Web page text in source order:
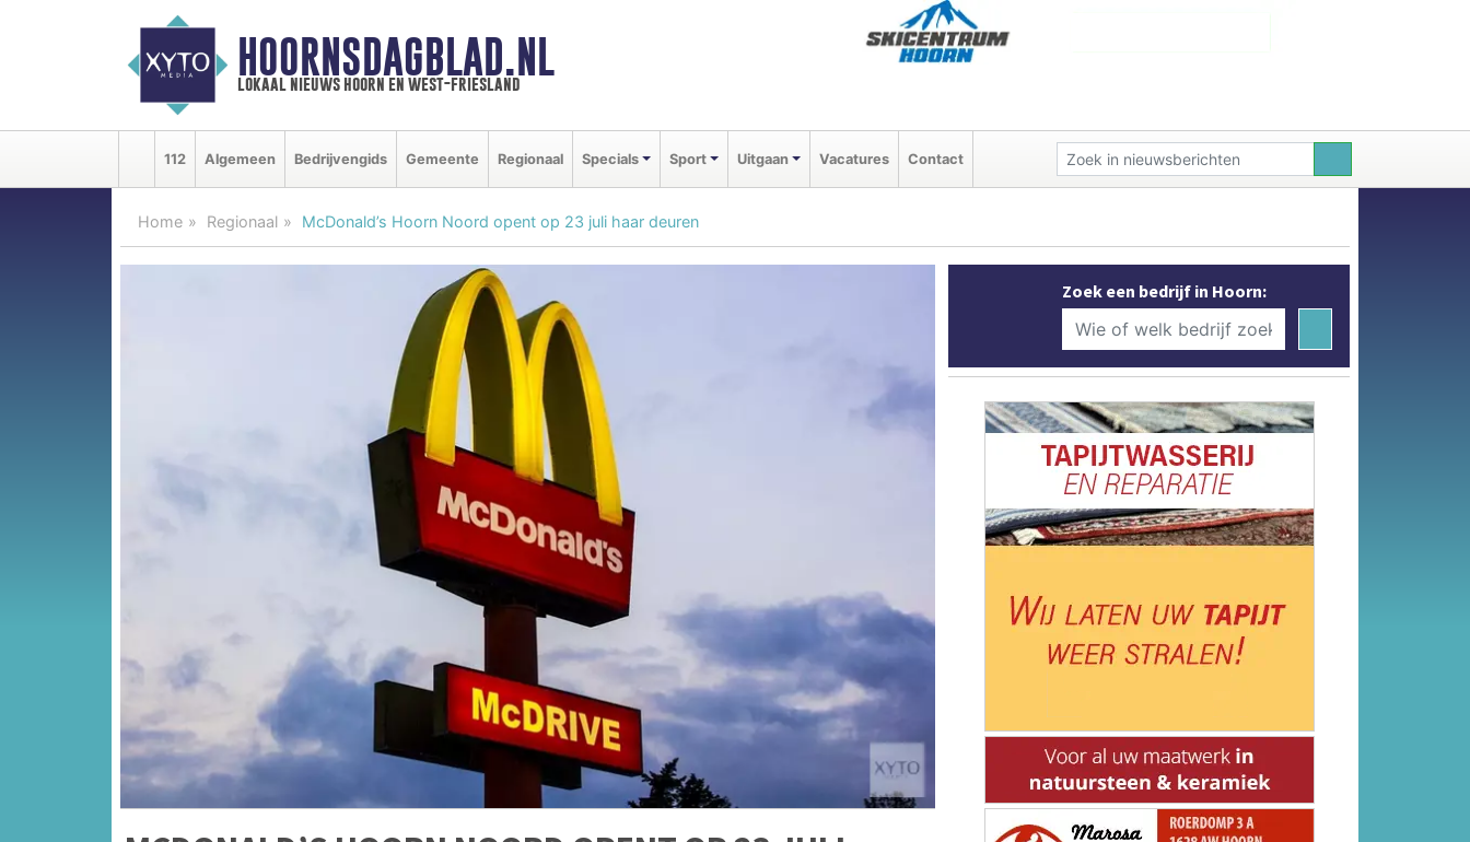
HOORNSDAGBLAD.NL
lokaal nieuws hoorn en west-friesland
112 Algemeen Bedrijvengids Gemeente Regionaal Specials Sport Uitgaan Vacatures Contact
Home Regionaal McDonald’s Hoorn Noord opent op 23 juli haar deuren
Zoek een bedrijf in Hoorn: